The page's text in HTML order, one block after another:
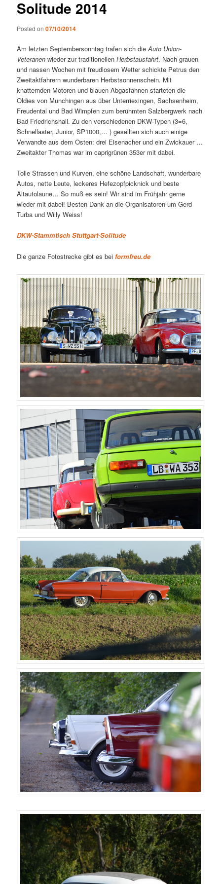
Solitude 2014
Posted on07/10/2014
Am letzten Septembersonntag trafen sich dieAuto Union-
Veteranenwieder zur traditionellenHerbstausfahrt. Nach grauen
und nassen Wochen mit freudlosem Wetter schickte Petrus den
Zweitaktfahrern wunderbaren Herbstsonnenschein. Mit
knatternden Motoren und blauen Abgasfahnen starteten die
Oldies von Münchingen aus über Unterriexingen, Sachsenheim,
Freudental und Bad Wimpfen zum berühmten Salzbergwerk nach
Bad Friedrichshall. Zu den verschiedenen DKW-Typen (3=6,
Schnellaster, Junior, SP1000,… ) gesellten sich auch einige
Verwandte aus dem Osten: drei Eisenacher und ein Zwickauer …
Zweitakter Thomas war im caprigrünen 353er mit dabei.
Tolle Strassen und Kurven, eine schöne Landschaft, wunderbare
Autos, nette Leute, leckeres Hefezopfpicknick und beste
Altautolaune… So muß es sein! Wir sind im Frühjahr gerne
wieder mit dabei! Besten Dank an die Organisatoren um Gerd
Turba und Willy Weiss!
DKW-Stammtisch Stuttgart-Solitude
Die ganze Fotostrecke gibt es bei formfreu.de